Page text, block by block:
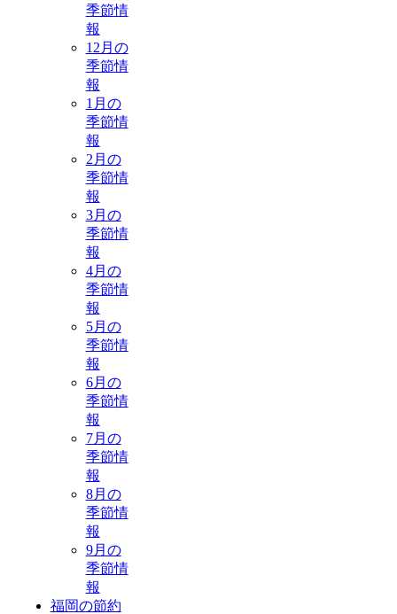
季節情
報
12月の
季節情
報
1月の
季節情
報
2月の
季節情
報
3月の
季節情
報
4月の
季節情
報
5月の
季節情
報
6月の
季節情
報
7月の
季節情
報
8月の
季節情
報
9月の
季節情
報
福岡の節約